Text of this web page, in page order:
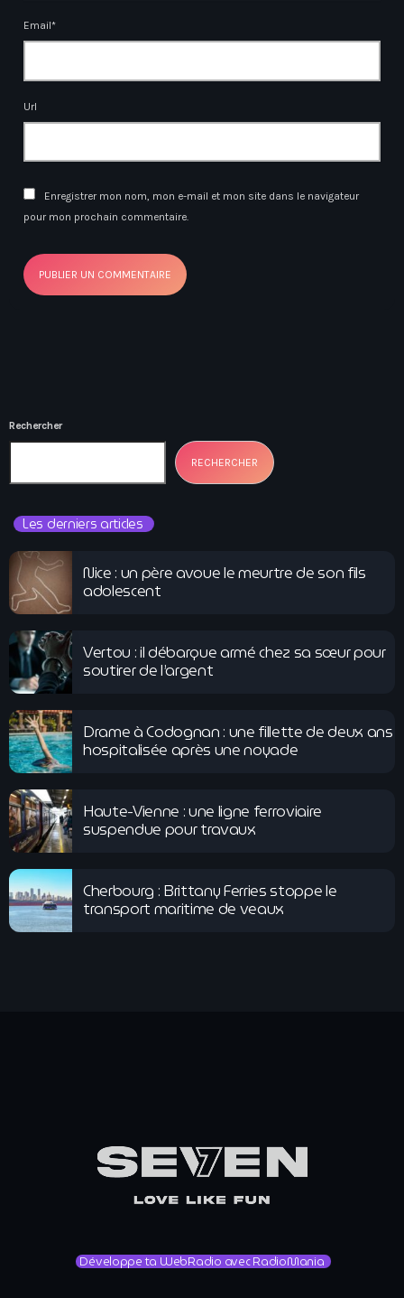
Email*
Url
Enregistrer mon nom, mon e-mail et mon site dans le navigateur
pour mon prochain commentaire.
Rechercher
RECHERCHER
Les derniers articles
Nice : un père avoue le meurtre de son fils
adolescent
Vertou : il débarque armé chez sa sœur pour
soutirer de l’argent
Drame à Codognan : une fillette de deux ans
hospitalisée après une noyade
Haute-Vienne : une ligne ferroviaire
suspendue pour travaux
Cherbourg : Brittany Ferries stoppe le
transport maritime de veaux
Développe ta WebRadio avec RadioMania